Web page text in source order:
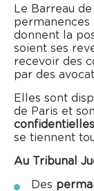
Le Barreau
permanences
donnent la
soient ses
recevoir des
par des
Elles sont
de Paris et
se tiennent
Au Tribunal
Des